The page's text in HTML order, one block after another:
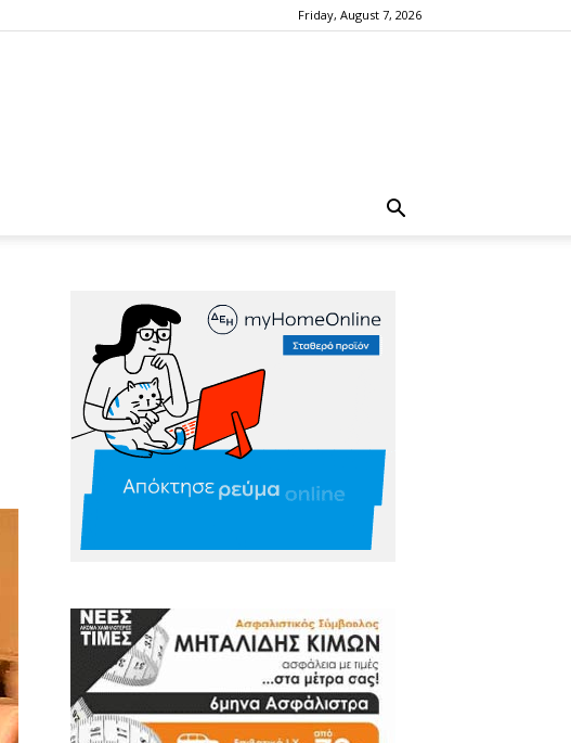
Friday, August 7, 2026